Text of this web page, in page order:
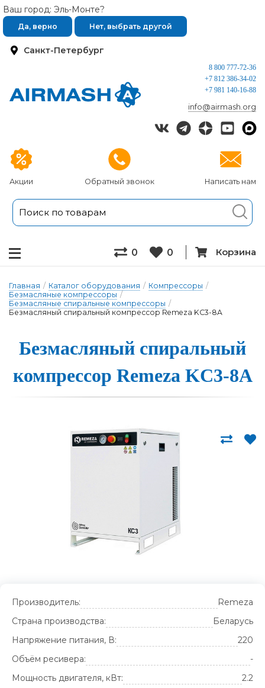
Санкт-Петербург
Ваш город: Эль-Монте?
Да, верно Нет, выбрать другой
Акции Обратный звонок Написать нам
8 800 777-72-36
+7 812 386-34-02
+7 981 140-16-88
info@airmash.org
0 0 Корзина
Главная / Каталог оборудования / Компрессоры /
Безмасляные компрессоры /
Безмасляные спиральные компрессоры /
Безмасляный спиральный компрессор Remeza KC3-8A
Безмасляный спи­раль­ный
ком­прес­сор Remeza KC3-8A
Производитель:
Remeza
Страна производства:
Беларусь
Напряжение питания, В:
220
Объём ресивера:
-
Мощность двигателя, кВт:
2.2